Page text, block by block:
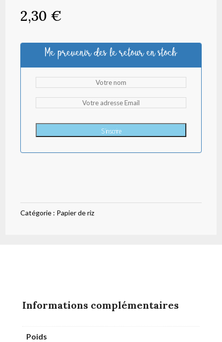
2,30 €
Me prevenir des le retour en stock
S'inscrire
Catégorie : Papier de riz
Informations complémentaires
Poids